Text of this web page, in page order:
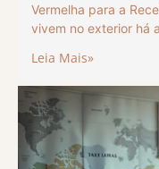
Vermelha para a
vivem no exterior há
Leia Mais»